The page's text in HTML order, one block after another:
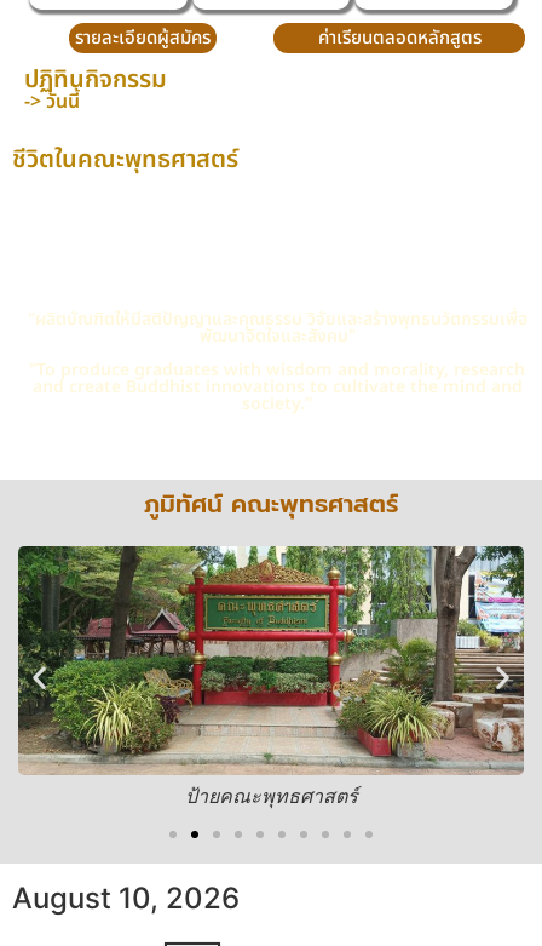
รายละเอียดผู้สมัคร ค่าเรียนตลอดหลักสูตร
ปฏิทินกิจกรรม
-> วันนี้
ชีวิตในคณะพุทธศาสตร์
"ผลิตบัณฑิตให้มีสติปัญญาและคุณธรรม วิจัยและสร้างพุทธนวัตกรรมเพื่อ
พัฒนาจิตใจและสังคม"
"To produce graduates with wisdom and morality, research
and create Buddhist innovations to cultivate the mind and
society."
ภูมิทัศน์ คณะพุทธศาสตร์
ป้ายคณะพุทธศาสตร์
August 10, 2026